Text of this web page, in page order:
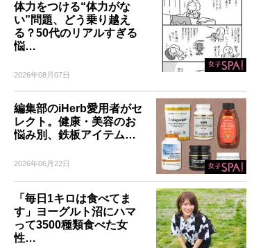
体力をつける“体力がな
い”問題、どう乗り越え
る？50代のリアルすぎる
悩…
2026年08月07日
編集部のiHerb愛用者がセ
レクト。健康・美容のお
悩み別、鉄板アイテム…
2026年06月22日
「毎日1キロは食べてま
す」ヨーグルト沼にハマ
って3500種類食べた女
性…